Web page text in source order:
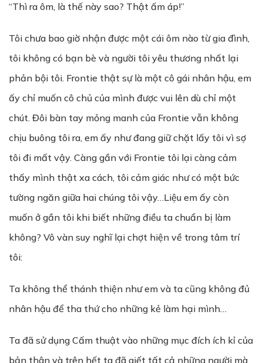
“Thì ra ôm, là thế này sao? Thật ấm áp!”
Tôi chưa bao giờ nhận được một cái ôm nào từ gia đình,
tôi không có bạn bè và người tôi yêu thương nhất lại
phản bội tôi. Frontie thật sự là một cô gái nhân hậu, em
ấy chỉ muốn cô chủ của mình được vui lên dù chỉ một
chút. Đôi bàn tay mỏng manh của Frontie vẫn không
chịu buông tôi ra, em ấy như đang giữ chặt lấy tôi vì sợ
tôi đi mất vậy. Càng gần với Frontie tôi lại càng cảm
thấy mình thật xa cách, tôi cảm giác như có một bức
tường ngăn giữa hai chúng tôi vậy…Liệu em ấy còn
muốn ở gần tôi khi biết những điều ta chuẩn bị làm
không? Vô vàn suy nghĩ lại chợt hiện về trong tâm trí
tôi:
Ta không thể thánh thiện như em và ta cũng không đủ
nhân hậu để tha thứ cho những kẻ làm hại mình…
Ta đã sử dụng Cấm thuật vào những mục đích ích kỉ của
bản thân và trên hết ta đã giết tất cả những người mà